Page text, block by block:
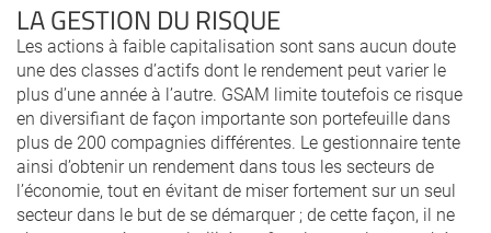
LA GESTION DU RISQUE
Les actions à faible capitalisation sont sans aucun doute
une des classes d’actifs dont le rendement peut varier le
plus d’une année à l’autre. GSAM limite toutefois ce risque
en diversifiant de façon importante son portefeuille dans
plus de 200 compagnies différentes. Le gestionnaire tente
ainsi d’obtenir un rendement dans tous les secteurs de
l’économie, tout en évitant de miser fortement sur un seul
secteur dans le but de se démarquer ; de cette façon, il ne